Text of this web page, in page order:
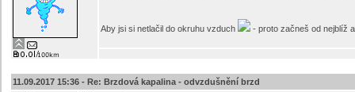
Aby jsi si netlačil do okruhu vzduch - proto začneš od nejblíž
11.09.2017 15:36 - Re: Brzdová kapalina - odvzdušnění brzd